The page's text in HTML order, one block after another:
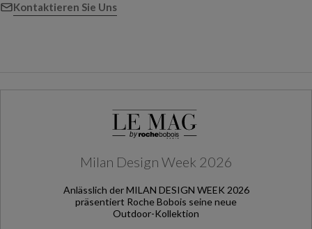
Kontaktieren Sie Uns
Milan Design Week 2026
Anlässlich der MILAN DESIGN WEEK 2026
präsentiert Roche Bobois seine neue
Outdoor-Kollektion